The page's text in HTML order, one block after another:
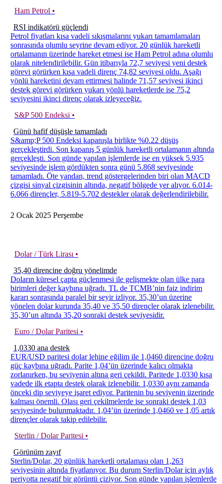
Ham Petrol •
RSI indikatörü güçlendi
Petrol fiyatları kısa vadeli sıkışmalarını yukarı tamamlamaları
sonrasında olumlu seyrine devam ediyor. 20 günlük hareketli
ortalamanın üzerinde hareket etmesi ise Ham Petrol adına olumlu
olarak nitelendirilebilir. Gün itibarıyla 72,7 seviyesi yeni destek
görevi görürken kısa vadeli direnç 74,82 seviyesi oldu. Aşağı
yönlü hareketini devam ettirmesi halinde 71,57 seviyesi ikinci
destek görevi görürken yukarı yönlü hareketlerde ise 75,2
seviyesini ikinci direnç olarak izleyeceğiz.
S&P 500 Endeksi •
Günü hafif düşüşle tamamladı
S&amp;P 500 Endeksi kapanışla birlikte %0.22 düşüş
gerçekleştirdi. Son kapanış 5 günlük hareketli ortalamanın altında
gerçekleşti. Son günde yapılan işlemlerde ise en yüksek 5.935
seviyesinde işlem gördükten sonra günü 5.868 seviyesinde
tamamladı. Öte yandan, trend göstergelerinden biri olan MACD
çizgisi sinyal çizgisinin altında, negatif bölgede yer alıyor. 6.014-
6.066 dirençler, 5.819-5.702 destekler olarak değerlendirilebilir.
2 Ocak 2025 Perşembe
Dolar / Türk Lirası •
35,40 direncine doğru yönelimde
Doların küresel çapta güçlenmesi ile gelişmekte olan ülke para
birimleri değer kaybına uğradı. TL de TCMB’nin faiz indirim
kararı sonrasında paralel bir seyir izliyor. 35,30’un üzerine
yönelen dolar kurunda 35,40 ve 35,50 dirençler olarak izlenebilir.
35,30’un altında 35,20 sonraki destek seviyesidir.
Euro / Dolar Paritesi •
1,0330 ana destek
EUR/USD paritesi dolar lehine eğilim ile 1,0460 direncine doğru
güç kaybına uğradı. Parite 1,04’ün üzerinde kalıcı olmakta
zorlanırken, bu seviyenin altına geri çekildi. Paritede 1,0330 kısa
vadede ilk etapta destek olarak izlenebilir. 1,0330 aynı zamanda
önceki dip seviyeye işaret ediyor. Paritenin bu seviyenin üzerinde
kalması önemli. Olası geri çekilmelerde ise sonraki destek 1,03
seviyesinde bulunmaktadır. 1,04’ün üzerinde 1,0460 ve 1,05 artık
dirençler olarak takip edilebilir.
Sterlin / Dolar Paritesi •
Görünüm zayıf
Sterlin/Dolar, 20 günlük hareketli ortalaması olan 1,263
seviyesinin altında fiyatlanıyor. Bu durum Sterlin/Dolar için aylık
periyotta negatif bir görüntü çiziyor. Son günde yapılan işlemlerde